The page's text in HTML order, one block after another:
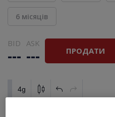
6 місяців
BID
---
ASK
--- ПРОДАТИ